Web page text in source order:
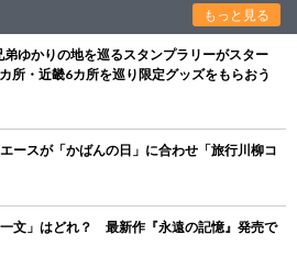
もっと見る
ゆかりの地を巡るスタンプラリーがスター
所・近畿6カ所を巡り限定グッズをもらおう
ースが「かばんの日」に合わせ「旅行川柳コ
文」はどれ？ 最新作『永遠の記憶』発売で